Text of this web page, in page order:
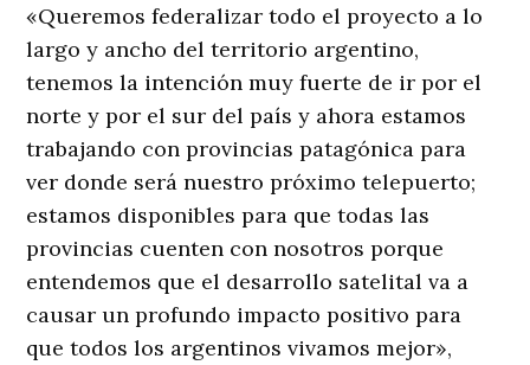
«Queremos federalizar todo el proyecto a lo
largo y ancho del territorio argentino,
tenemos la intención muy fuerte de ir por el
norte y por el sur del país y ahora estamos
trabajando con provincias patagónica para
ver donde será nuestro próximo telepuerto;
estamos disponibles para que todas las
provincias cuenten con nosotros porque
entendemos que el desarrollo satelital va a
causar un profundo impacto positivo para
que todos los argentinos vivamos mejor»,